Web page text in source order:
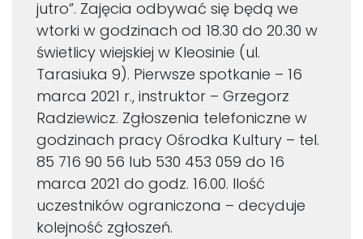
jutro”. Zajęcia odbywać się będą we
wtorki w godzinach od 18.30 do 20.30 w
świetlicy wiejskiej w Kleosinie (ul.
Tarasiuka 9). Pierwsze spotkanie – 16
marca 2021 r., instruktor – Grzegorz
Radziewicz. Zgłoszenia telefoniczne w
godzinach pracy Ośrodka Kultury – tel.
85 716 90 56 lub 530 453 059 do 16
marca 2021 do godz. 16.00. Ilość
uczestników ograniczona – decyduje
kolejność zgłoszeń.